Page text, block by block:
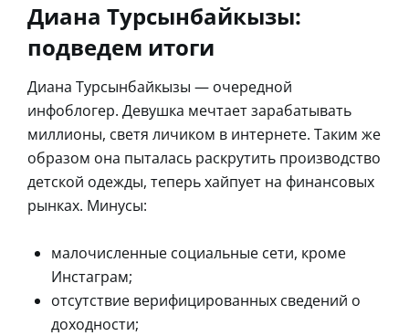
Диана Турсынбайкызы:
подведем итоги
Диана Турсынбайкызы — очередной
инфоблогер. Девушка мечтает зарабатывать
миллионы, светя личиком в интернете. Таким же
образом она пыталась раскрутить производство
детской одежды, теперь хайпует на финансовых
рынках. Минусы:
малочисленные социальные сети, кроме
Инстаграм;
отсутствие верифицированных сведений о
доходности;